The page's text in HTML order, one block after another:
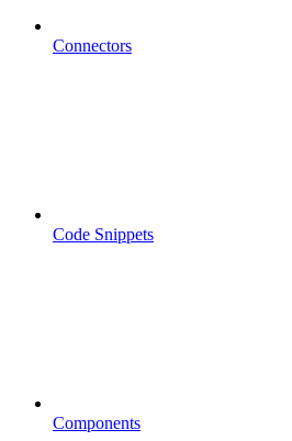
Connectors
Code Snippets
Components